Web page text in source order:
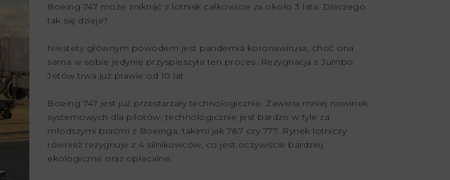
Boeing 747 może zniknąć z lotnisk całkowicie za około 3 lata. Dlaczego
tak się dzieje?
Niestety głównym powodem jest pandemia koronawirusa, choć ona
sama w sobie jedynie przyspieszyła ten proces. Rezygnacja z Jumbo
Jetów trwa już prawie od 10 lat.
Boeing 747 jest już przestarzały technologicznie. Zawiera mniej nowinek
systemowych dla pilotów, technologicznie jest bardzo w tyle za
młodszymi braćmi z Boeinga, takimi jak 787 czy 777. Rynek lotniczy
również rezygnuje z 4 silnikowców, co jest oczywiście bardziej
ekologiczne oraz opłacalne.